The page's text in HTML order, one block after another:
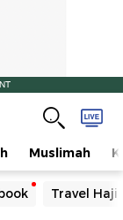
Muslimah
Travel Haji